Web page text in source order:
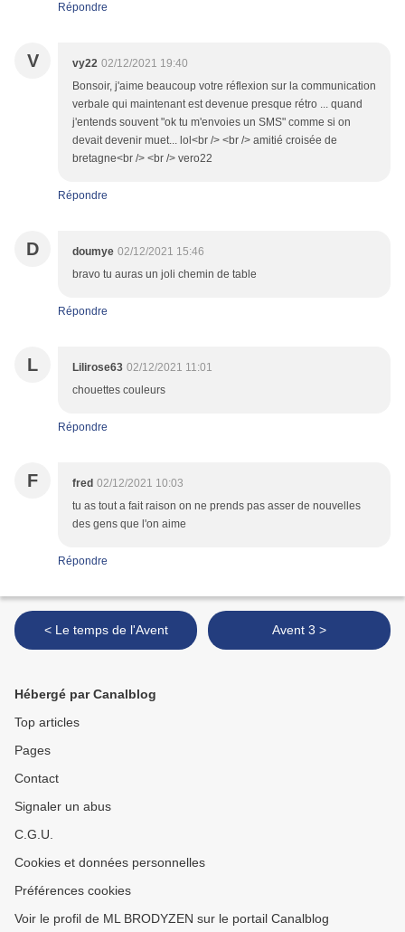
Répondre
V vy22 02/12/2021 19:40
Bonsoir, j'aime beaucoup votre réflexion sur la communication
verbale qui maintenant est devenue presque rétro ... quand
j'entends souvent "ok tu m'envoies un SMS" comme si on
devait devenir muet... lol<br /> <br /> amitié croisée de
bretagne<br /> <br /> vero22
Répondre
D doumye 02/12/2021 15:46
bravo tu auras un joli chemin de table
Répondre
L Lilirose63 02/12/2021 11:01
chouettes couleurs
Répondre
F fred 02/12/2021 10:03
tu as tout a fait raison on ne prends pas asser de nouvelles
des gens que l'on aime
Répondre
< Le temps de l'Avent Avent 3 >
Hébergé par Canalblog
Top articles
Pages
Contact
Signaler un abus
C.G.U.
Cookies et données personnelles
Préférences cookies
Voir le profil de ML BRODYZEN sur le portail Canalblog